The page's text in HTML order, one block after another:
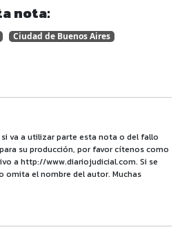
nota:
Ciudad de Buenos Aires
va a utilizar parte esta nota o del fallo
su producción, por favor cítenos como
a http://www.diariojudicial.com. Si se
omita el nombre del autor. Muchas